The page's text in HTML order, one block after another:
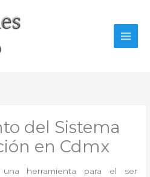
del Sistema
en Cdmx
una herramienta para el ser